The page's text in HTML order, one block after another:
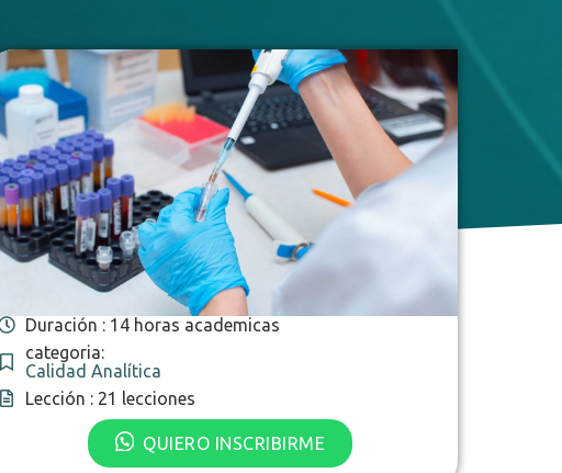
Duración : 14 horas academicas
categoria:
Calidad Analítica
Lección : 21 lecciones
QUIERO INSCRIBIRME